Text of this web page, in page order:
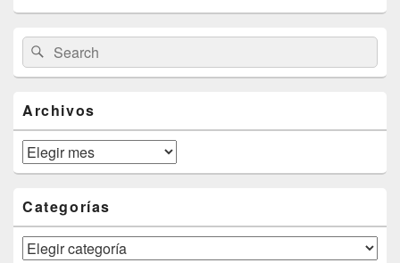
Primary
Sidebar
Widget
Area
Search
for:
Search
Archivos
Archivos
Categorías
Categorías